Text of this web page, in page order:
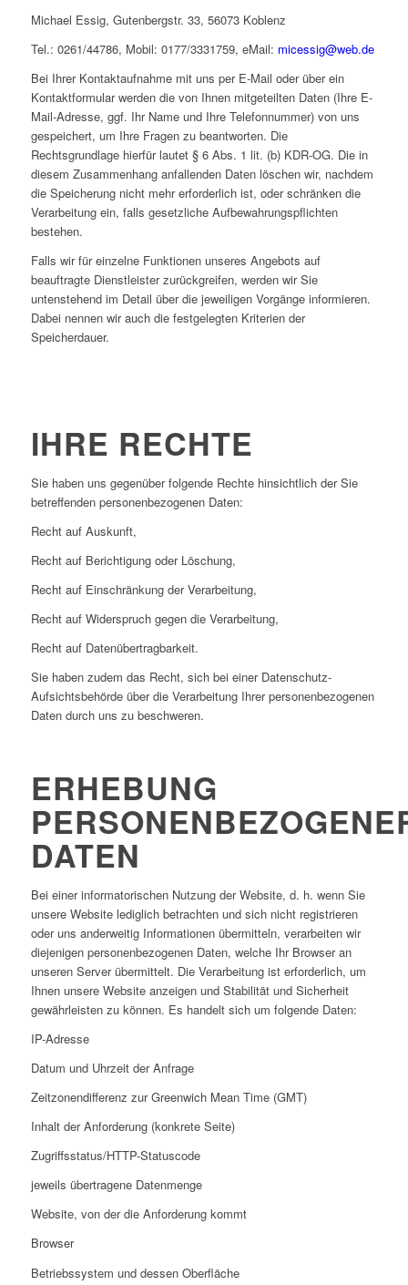
Michael Essig, Gutenbergstr. 33, 56073 Koblenz
Tel.: 0261/44786, Mobil: 0177/3331759, eMail: micessig@web.de
Bei Ihrer Kontaktaufnahme mit uns per E-Mail oder über ein
Kontaktformular werden die von Ihnen mitgeteilten Daten (Ihre E-
Mail-Adresse, ggf. Ihr Name und Ihre Telefonnummer) von uns
gespeichert, um Ihre Fragen zu beantworten. Die
Rechtsgrundlage hierfür lautet § 6 Abs. 1 lit. (b) KDR-OG. Die in
diesem Zusammenhang anfallenden Daten löschen wir, nachdem
die Speicherung nicht mehr erforderlich ist, oder schränken die
Verarbeitung ein, falls gesetzliche Aufbewahrungspflichten
bestehen.
Falls wir für einzelne Funktionen unseres Angebots auf
beauftragte Dienstleister zurückgreifen, werden wir Sie
untenstehend im Detail über die jeweiligen Vorgänge informieren.
Dabei nennen wir auch die festgelegten Kriterien der
Speicherdauer.
IHRE RECHTE
Sie haben uns gegenüber folgende Rechte hinsichtlich der Sie
betreffenden personenbezogenen Daten:
Recht auf Auskunft,
Recht auf Berichtigung oder Löschung,
Recht auf Einschränkung der Verarbeitung,
Recht auf Widerspruch gegen die Verarbeitung,
Recht auf Datenübertragbarkeit.
Sie haben zudem das Recht, sich bei einer Datenschutz-
Aufsichtsbehörde über die Verarbeitung Ihrer personenbezogenen
Daten durch uns zu beschweren.
ERHEBUNG
DATEN
Bei einer informatorischen Nutzung der Website, d. h. wenn Sie
unsere Website lediglich betrachten und sich nicht registrieren
oder uns anderweitig Informationen übermitteln, verarbeiten wir
diejenigen personenbezogenen Daten, welche Ihr Browser an
unseren Server übermittelt. Die Verarbeitung ist erforderlich, um
Ihnen unsere Website anzeigen und Stabilität und Sicherheit
gewährleisten zu können. Es handelt sich um folgende Daten:
IP-Adresse
Datum und Uhrzeit der Anfrage
Zeitzonendifferenz zur Greenwich Mean Time (GMT)
Inhalt der Anforderung (konkrete Seite)
Zugriffsstatus/HTTP-Statuscode
jeweils übertragene Datenmenge
Website, von der die Anforderung kommt
Browser
Betriebssystem und dessen Oberfläche